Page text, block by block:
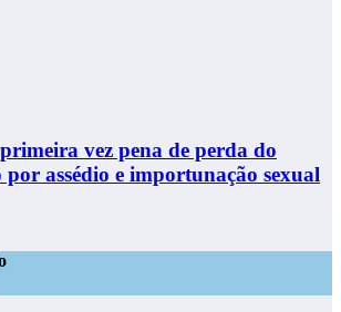
vez pena de perda do
assédio e importunação sexual